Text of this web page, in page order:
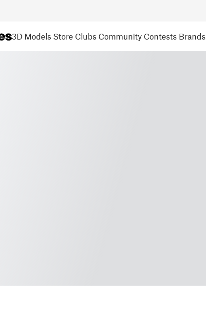
3D Models Store Clubs Community Contests Brands